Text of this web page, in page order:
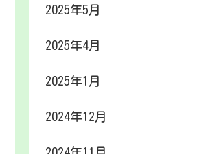
2025年5月
2025年4月
2025年1月
2024年12月